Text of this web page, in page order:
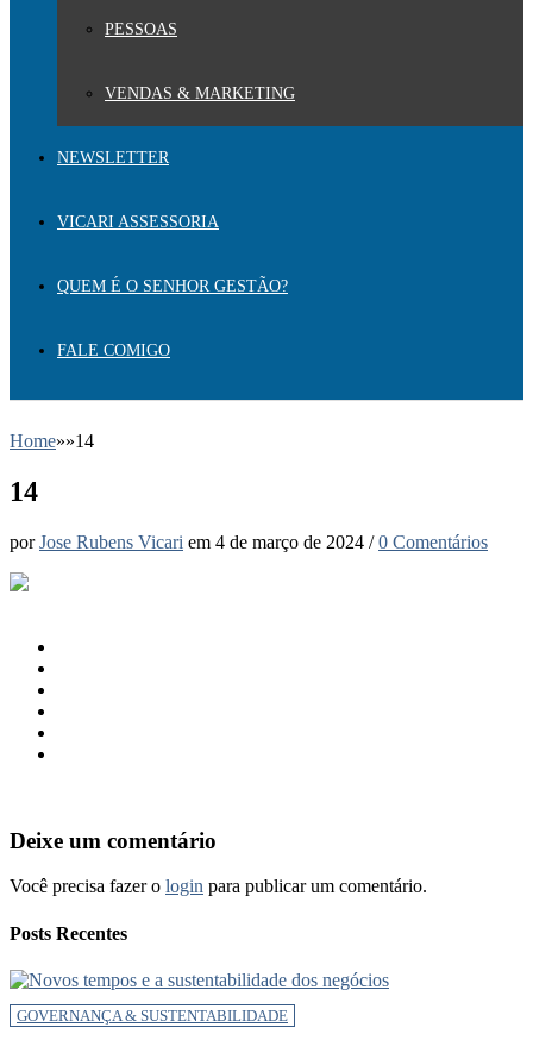
PESSOAS
VENDAS & MARKETING
NEWSLETTER
VICARI ASSESSORIA
QUEM É O SENHOR GESTÃO?
FALE COMIGO
Home»»14
14
porJose Rubens Vicari em 4 de março de 2024 /0 Comentários
Deixe um comentário
Você precisa fazer o login para publicar um comentário.
Posts Recentes
GOVERNANÇA & SUSTENTABILIDADE